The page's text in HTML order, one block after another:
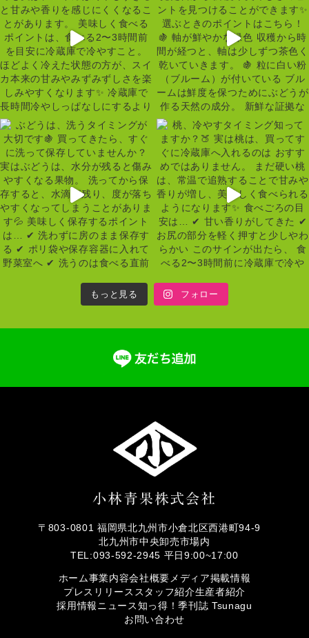
もっと見る フォロー
〒803-0801 福岡県北九州市小倉北区西港町94-9
北九州市中央卸売市場内
TEL:093-592-2945 平日9:00~17:00
ホーム事業内容会社概要 メディア掲載情報
プレスリリース スタッフ紹介生産者紹介
採用情報 ニュース 知っ得！季刊誌 Tsunagu
お問い合わせ